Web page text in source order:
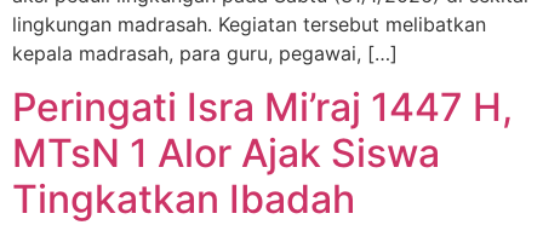
lingkungan madrasah. Kegiatan tersebut melibatkan
kepala madrasah, para guru, pegawai, […]
Peringati Isra Mi’raj 1447 H,
MTsN 1 Alor Ajak Siswa
Tingkatkan Ibadah